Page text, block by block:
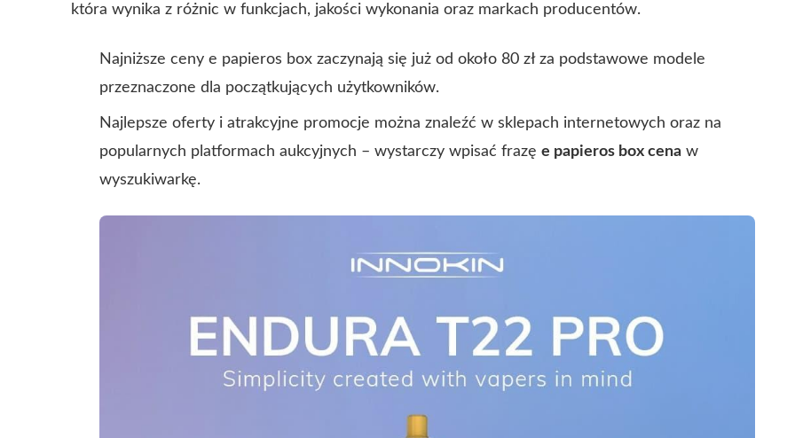
która wynika z różnic w funkcjach, jakości wykonania oraz markach producentów.
Najniższe ceny e papieros box zaczynają się już od około 80 zł za podstawowe modele
przeznaczone dla początkujących użytkowników.
Najlepsze oferty i atrakcyjne promocje można znaleźć w sklepach internetowych oraz na
popularnych platformach aukcyjnych – wystarczy wpisać frazę e papieros box cena w
wyszukiwarkę.